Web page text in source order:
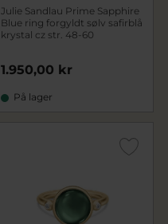
Julie Sandlau Prime Sapphire
Blue ring forgyldt sølv safirblå
krystal cz str. 48-60
1.950,00 kr
På lager